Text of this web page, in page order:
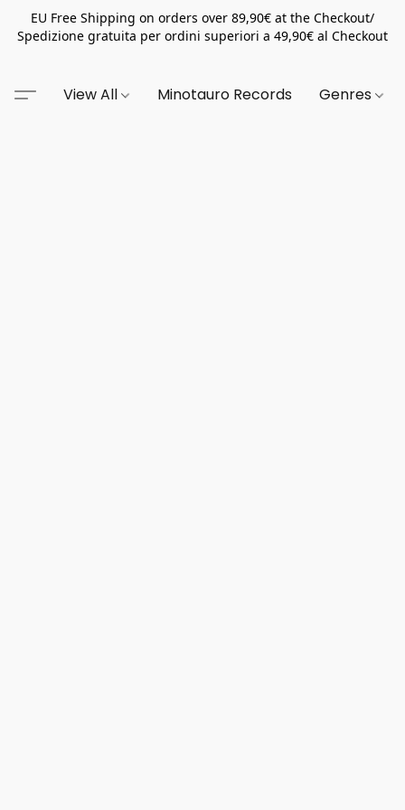
EU Free Shipping on orders over 89,90€ at the Checkout/
Spedizione gratuita per ordini superiori a 49,90€ al Checkout
View All Minotauro Records Genres